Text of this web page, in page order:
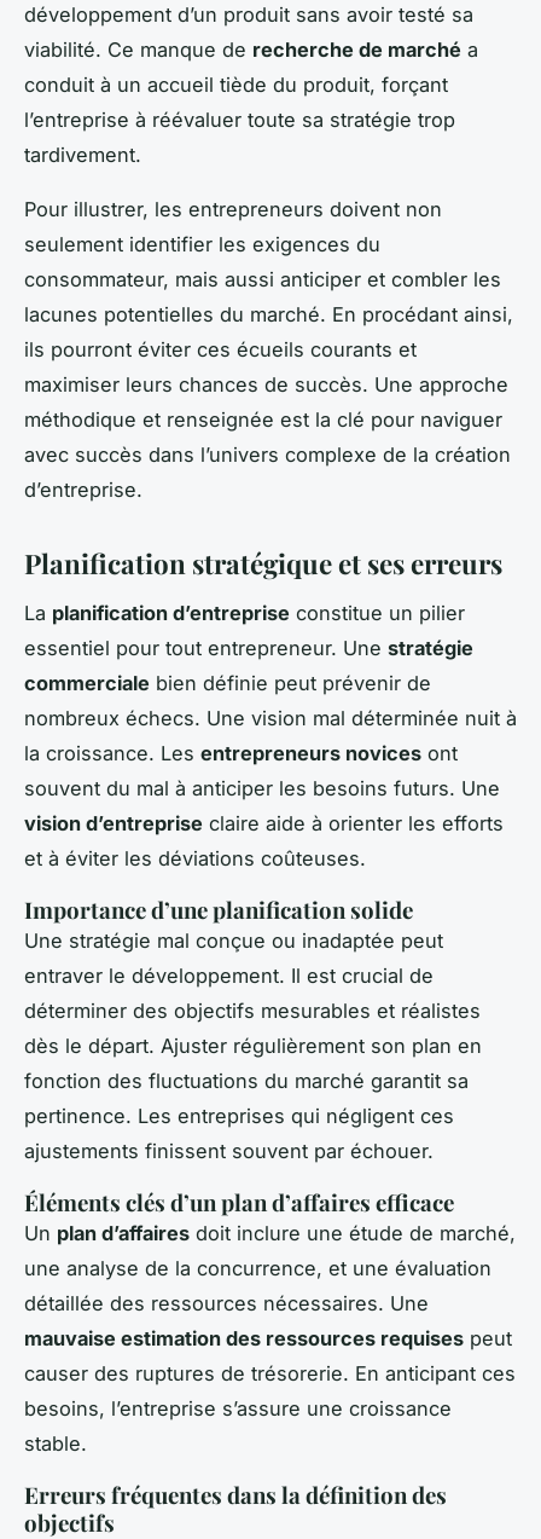
développement d’un produit sans avoir testé sa
viabilité. Ce manque de recherche de marché a
conduit à un accueil tiède du produit, forçant
l’entreprise à réévaluer toute sa stratégie trop
tardivement.
Pour illustrer, les entrepreneurs doivent non
seulement identifier les exigences du
consommateur, mais aussi anticiper et combler les
lacunes potentielles du marché. En procédant ainsi,
ils pourront éviter ces écueils courants et
maximiser leurs chances de succès. Une approche
méthodique et renseignée est la clé pour naviguer
avec succès dans l’univers complexe de la création
d’entreprise.
Planification stratégique et ses erreurs
La planification d’entreprise constitue un pilier
essentiel pour tout entrepreneur. Une stratégie
commerciale bien définie peut prévenir de
nombreux échecs. Une vision mal déterminée nuit à
la croissance. Les entrepreneurs novices ont
souvent du mal à anticiper les besoins futurs. Une
vision d’entreprise claire aide à orienter les efforts
et à éviter les déviations coûteuses.
Importance d’une planification solide
Une stratégie mal conçue ou inadaptée peut
entraver le développement. Il est crucial de
déterminer des objectifs mesurables et réalistes
dès le départ. Ajuster régulièrement son plan en
fonction des fluctuations du marché garantit sa
pertinence. Les entreprises qui négligent ces
ajustements finissent souvent par échouer.
Éléments clés d’un plan d’affaires efficace
Un plan d’affaires doit inclure une étude de marché,
une analyse de la concurrence, et une évaluation
détaillée des ressources nécessaires. Une
mauvaise estimation des ressources requises peut
causer des ruptures de trésorerie. En anticipant ces
besoins, l’entreprise s’assure une croissance
stable.
Erreurs fréquentes dans la définition des
objectifs